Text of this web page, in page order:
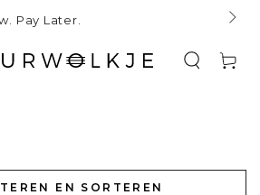
Pay Later.
EN SORTEREN